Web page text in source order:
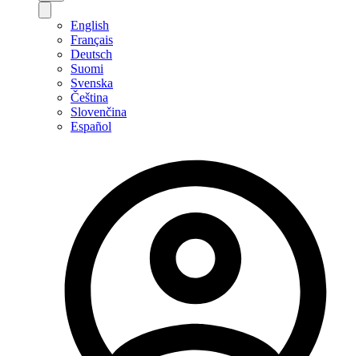
English
Français
Deutsch
Suomi
Svenska
Čeština
Slovenčina
Español